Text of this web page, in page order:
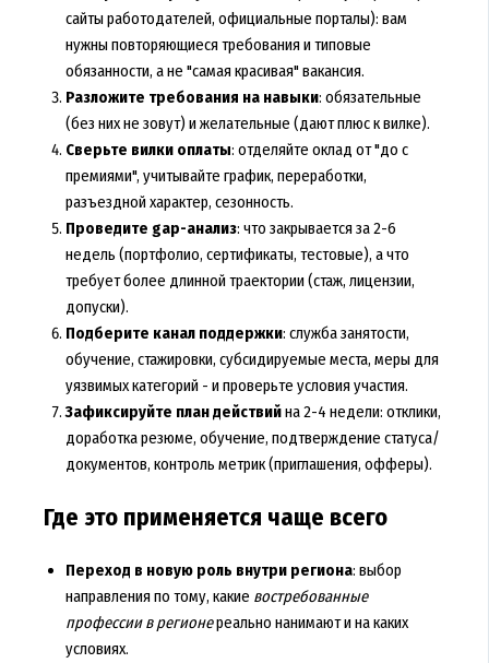
сайты работодателей, официальные порталы): вам
нужны повторяющиеся требования и типовые
обязанности, а не "самая красивая" вакансия.
Разложите требования на навыки: обязательные
(без них не зовут) и желательные (дают плюс к вилке).
Сверьте вилки оплаты: отделяйте оклад от "до с
премиями", учитывайте график, переработки,
разъездной характер, сезонность.
Проведите gap-анализ: что закрывается за 2-6
недель (портфолио, сертификаты, тестовые), а что
требует более длинной траектории (стаж, лицензии,
допуски).
Подберите канал поддержки: служба занятости,
обучение, стажировки, субсидируемые места, меры для
уязвимых категорий - и проверьте условия участия.
Зафиксируйте план действийна 2-4 недели: отклики,
доработка резюме, обучение, подтверждение статуса/
документов, контроль метрик (приглашения, офферы).
Где это применяется чаще всего
Переход в новую роль внутри региона: выбор
направления по тому, какие востребованные
профессии в регионереально нанимают и на каких
условиях.